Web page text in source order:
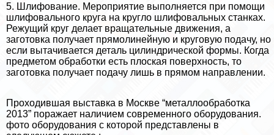
5. Шлифование. Мероприятие выполняется при помощи
шлифовального круга на кругло шлифовальных станках.
Режущий круг делает вращательные движения, а
заготовка получает прямолинейную и круговую подачу, но
если вытачивается деталь цилиндрической формы. Когда
предметом обработки есть плоская поверхность, то
заготовка получает подачу лишь в прямом направлении.
Проходившая выставка в Москве “металлообработка
2013” поражает наличием современного оборудования.
фото оборудования с которой представлены в